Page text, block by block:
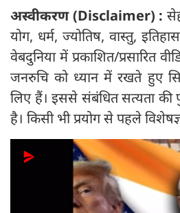
अस्वीकरण(Disclaimer) :
योग, धर्म, ज्योतिष, वास्तु,
वेबदुनिया में प्रकाशित/प्रसारित
जनरुचि को ध्यान में रखते हुए
लिए हैं। इससे संबंधित सत्यता की
है। किसी भी प्रयोग से पहले